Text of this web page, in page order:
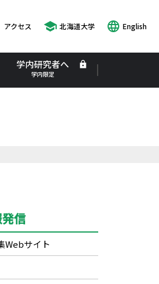
アクセス 北海道大学 English
学内研究者へ
信
Webサイト